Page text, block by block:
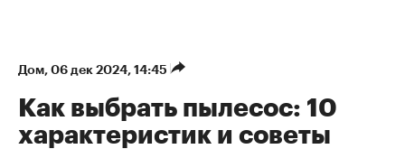
Дом⁠, 06 дек 2024, 14:45
Как выбрать пылесос: 10
характеристик и советы